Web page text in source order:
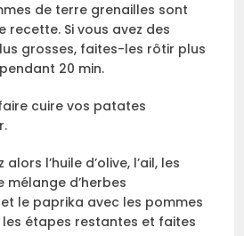
de terre grenailles sont
Si vous avez des
grosses, faites-les rôtir plus
20 min.
cuire vos patates
l’huile d’olive, l’ail, les
mélange d’herbes
le paprika avec les pommes
les étapes restantes et faites